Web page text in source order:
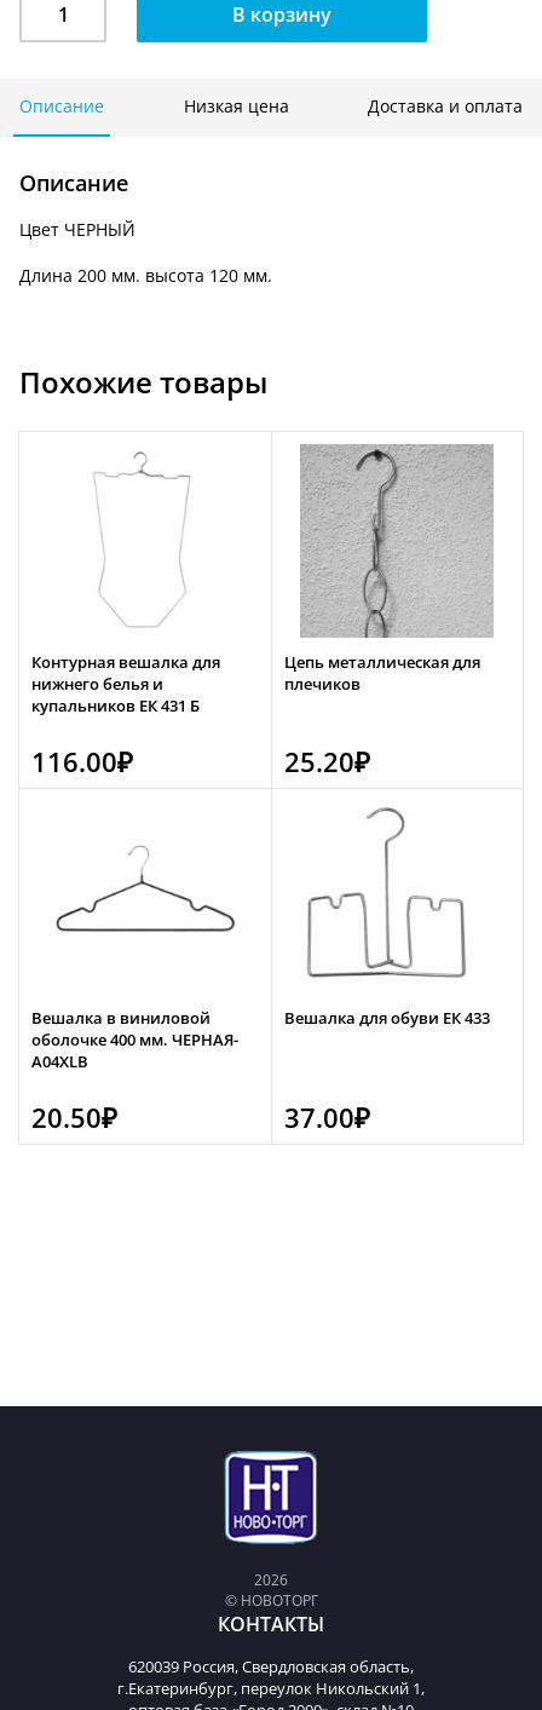
Вешалка
для
шарфов
2012
В корзину
Описание Низкая цена Доставка и оплата
Описание
Цвет ЧЕРНЫЙ
Длина 200 мм. высота 120 мм.
Похожие товары
Контурная вешалка для
нижнего белья и
купальников ЕК 431 Б
116.00₽
Цепь металлическая для
плечиков
25.20₽
Вешалка в виниловой
оболочке 400 мм. ЧЕРНАЯ-
А04XLB
20.50₽
Вешалка для обуви ЕК 433
37.00₽
2026
© НОВОТОРГ
КОНТАКТЫ
620039 Россия, Свердловская область,
г.Екатеринбург, переулок Никольский 1,